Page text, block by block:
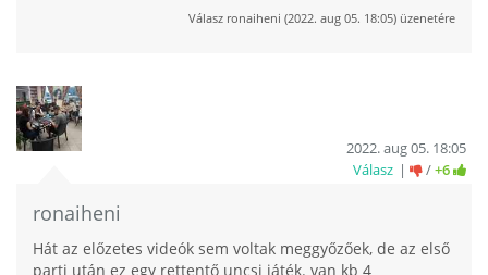
Válasz ronaiheni (2022. aug 05. 18:05) üzenetére
ronaiheni
2022. aug 05. 18:05
Válasz
/+6
Hát az előzetes videók sem voltak meggyőzőek, de az első
parti után ez egy rettentő uncsi játék. van kb 4